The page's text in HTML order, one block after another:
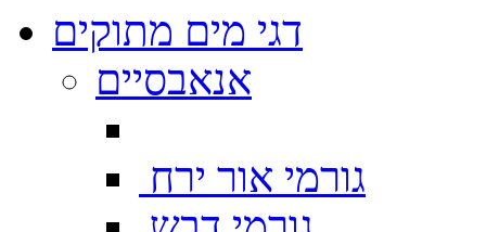
דגי מים מתוקים
אנאבסיים
גורמי אור ירח